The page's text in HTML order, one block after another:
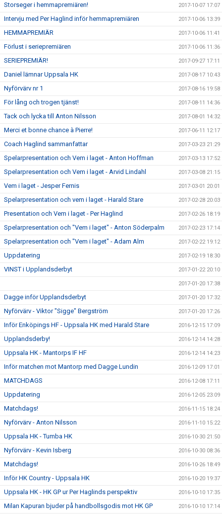
Storseger i hemmapremiären! 2017-10-07 17:07
Intervju med Per Haglind inför hemmapremiären 2017-10-06 13:39
HEMMAPREMIÄR 2017-10-06 11:41
Förlust i seriepremiären 2017-10-06 11:36
SERIEPREMIÄR! 2017-09-27 17:11
Daniel lämnar Uppsala HK 2017-08-17 10:43
Nyförvärv nr 1 2017-08-16 19:58
För lång och trogen tjänst! 2017-08-11 14:36
Tack och lycka till Anton Nilsson 2017-08-01 14:32
Merci et bonne chance à Pierre! 2017-06-11 12:17
Coach Haglind sammanfattar 2017-03-23 21:29
Spelarpresentation och Vem i laget - Anton Hoffman 2017-03-13 17:52
Spelarpresentation och Vem i laget - Arvid Lindahl 2017-03-08 21:15
Vem i laget - Jesper Fernis 2017-03-01 20:01
Spelarpresentation och vem i laget - Harald Stare 2017-02-28 20:03
Presentation och Vem i laget - Per Haglind 2017-02-26 18:19
Spelarpresentation och "Vem i laget" - Anton Söderpalm 2017-02-23 17:14
Spelarpresentation och "Vem i laget" - Adam Alm 2017-02-22 19:12
Uppdatering 2017-02-19 18:30
VINST i Upplandsderbyt 2017-01-22 20:10
2017-01-20 17:38
Dagge inför Upplandsderbyt 2017-01-20 17:32
Nyförvärv - Viktor "Sigge" Bergström 2017-01-20 17:26
Inför Enköpings HF - Uppsala HK med Harald Stare 2016-12-15 17:09
Upplandsderby! 2016-12-14 14:28
Uppsala HK - Mantorps IF HF 2016-12-14 14:23
Inför matchen mot Mantorp med Dagge Lundin 2016-12-09 17:01
MATCHDAGS 2016-12-08 17:11
Uppdatering 2016-12-05 23:09
Matchdags! 2016-11-15 18:24
Nyförvärv - Anton Nilsson 2016-11-10 15:22
Uppsala HK - Tumba HK 2016-10-30 21:50
Nyförvärv - Kevin Isberg 2016-10-30 08:36
Matchdags! 2016-10-26 18:49
Inför HK Country - Uppsala HK 2016-10-20 19:37
Uppsala HK - HK GP ur Per Haglinds perspektiv 2016-10-10 17:35
Milan Kapuran bjuder på handbollsgodis mot HK GP 2016-10-10 17:14